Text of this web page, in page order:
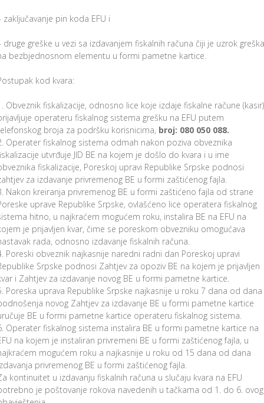
zaključavanje pin koda EFU i
druge greške u vezi sa izdavanjem fiskalnih računa čiji je uzrok greška
bezbjednosnom elementu u formi pametne kartice.
kod kvara:
Obveznik fiskalizacije, odnosno lice koje izdaje fiskalne račune
operateru fiskalnog sistema grešku na EFU putem
broja za podršku korisnicima, broj: 080 050 088.
Operater fiskalnog sistema odmah nakon poziva obveznika
utvrđuje JID BE na kojem je došlo do kvara i u ime
fiskalizacije, Poreskoj upravi Republike Srpske podnosi
za izdavanje privremenog BE u formi zaštićenog fajla.
Nakon kreiranja privremenog BE u formi zaštićeno fajla od strane
uprave Republike Srpske, ovlašćeno lice operatera fiskalnog
hitno, u najkraćem mogućem roku, instalira BE na EFU na
je prijavljen kvar, čime se poreskom obvezniku omogućava
rada, odnosno izdavanje fiskalnih računa.
Poreski obveznik najkasnije naredni radni dan Poreskoj upravi
Srpske podnosi Zahtjev za opoziv BE na kojem je prijavljen
i Zahtjev za izdavanje novog BE u formi pametne kartice.
Poreska uprava Republike Srpske najkasnije u roku 7 dana od dana
novog Zahtjev za izdavanje BE u formi pametne kartice
BE u formi pametne kartice operateru fiskalnog sistema.
Operater fiskalnog sistema instalira BE u formi pametne kartice na
na kojem je instaliran privremeni BE u formi zaštićenog fajla, u
mogućem roku a najkasnije u roku od 15 dana od dana
privremenog BE u formi zaštićenog fajla.
kontinuitet u izdavanju fiskalnih računa u slučaju kvara na EFU
je poštovanje rokova navedenih u tačkama od 1. do 6. ovog